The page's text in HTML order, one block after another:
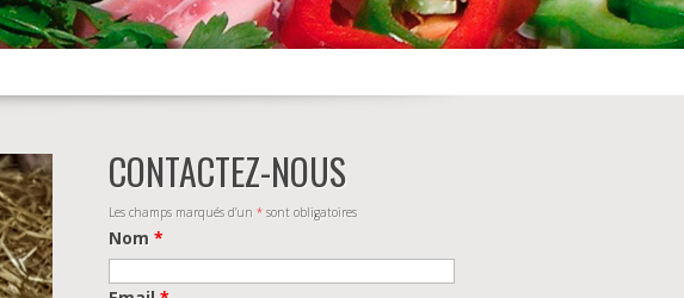
CONTACTEZ-NOUS
Les champs marqués d’un * sont obligatoires
Nom *